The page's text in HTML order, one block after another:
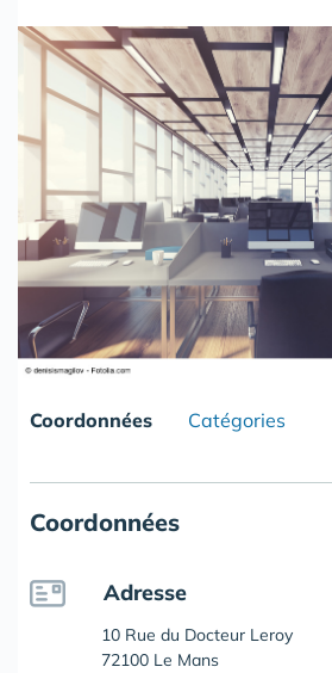
Coordonnées Catégories
Coordonnées
Adresse
10 Rue du Docteur Leroy
72100 Le Mans